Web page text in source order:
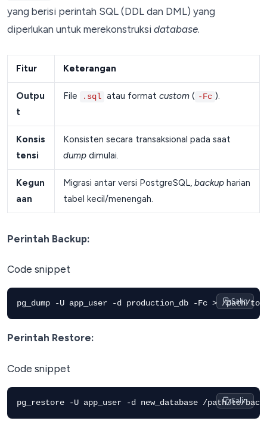
yang berisi perintah SQL (DDL dan DML) yang
diperlukan untuk merekonstruksi database.
Fitur Keterangan
Outpu
t
File .sql atau formatcustom ( -Fc ).
Konsis
tensi
Konsisten secara transaksional pada saat
dumpdimulai.
Kegun
aan
Migrasi antar versi PostgreSQL, backupharian
tabel kecil/menengah.
Perintah Backup:
Code snippet
Salin
Perintah Restore:
Code snippet
Salin